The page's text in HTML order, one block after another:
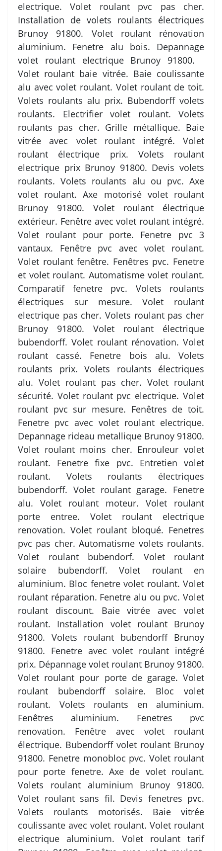
electrique. Volet roulant pvc pas cher.
Installation de volets roulants électriques
Brunoy 91800. Volet roulant rénovation
aluminium. Fenetre alu bois. Depannage
volet roulant electrique Brunoy 91800.
Volet roulant baie vitrée. Baie coulissante
alu avec volet roulant. Volet roulant de toit.
Volets roulants alu prix. Bubendorff volets
roulants. Electrifier volet roulant. Volets
roulants pas cher. Grille métallique. Baie
vitrée avec volet roulant intégré. Volet
roulant électrique prix. Volets roulant
electrique prix Brunoy 91800. Devis volets
roulants. Volets roulants alu ou pvc. Axe
volet roulant. Axe motorisé volet roulant
Brunoy 91800. Volet roulant électrique
extérieur. Fenêtre avec volet roulant intégré.
Volet roulant pour porte. Fenetre pvc 3
vantaux. Fenêtre pvc avec volet roulant.
Volet roulant fenêtre. Fenêtres pvc. Fenetre
et volet roulant. Automatisme volet roulant.
Comparatif fenetre pvc. Volets roulants
électriques sur mesure. Volet roulant
electrique pas cher. Volets roulant pas cher
Brunoy 91800. Volet roulant électrique
bubendorff. Volet roulant rénovation. Volet
roulant cassé. Fenetre bois alu. Volets
roulants prix. Volets roulants électriques
alu. Volet roulant pas cher. Volet roulant
sécurité. Volet roulant pvc electrique. Volet
roulant pvc sur mesure. Fenêtres de toit.
Fenetre pvc avec volet roulant electrique.
Depannage rideau metallique Brunoy 91800.
Volet roulant moins cher. Enrouleur volet
roulant. Fenetre fixe pvc. Entretien volet
roulant. Volets roulants électriques
bubendorff. Volet roulant garage. Fenetre
alu. Volet roulant moteur. Volet roulant
porte entree. Volet roulant electrique
renovation. Volet roulant bloqué. Fenetres
pvc pas cher. Automatisme volets roulants.
Volet roulant bubendorf. Volet roulant
solaire bubendorff. Volet roulant en
aluminium. Bloc fenetre volet roulant. Volet
roulant réparation. Fenetre alu ou pvc. Volet
roulant discount. Baie vitrée avec volet
roulant. Installation volet roulant Brunoy
91800. Volets roulant bubendorff Brunoy
91800. Fenetre avec volet roulant intégré
prix. Dépannage volet roulant Brunoy 91800.
Volet roulant pour porte de garage. Volet
roulant bubendorff solaire. Bloc volet
roulant. Volets roulants en aluminium.
Fenêtres aluminium. Fenetres pvc
renovation. Fenêtre avec volet roulant
électrique. Bubendorff volet roulant Brunoy
91800. Fenetre monobloc pvc. Volet roulant
pour porte fenetre. Axe de volet roulant.
Volets roulant aluminium Brunoy 91800.
Volet roulant sans fil. Devis fenetres pvc.
Volets roulants motorisés. Baie vitrée
coulissante avec volet roulant. Volet roulant
electrique aluminium. Volet roulant tarif